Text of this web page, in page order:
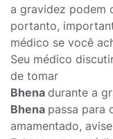
a gravidez podem
portanto,
médico se você
Seu médico
de tomar
Bhena durante a
Bhena passa para
amamentado,